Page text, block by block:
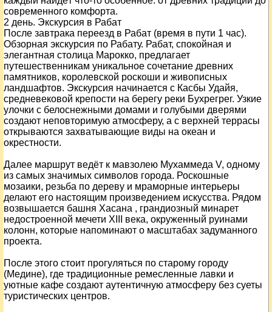
современного комфорта.
2 день. Экскурсия в Рабат
После завтрака переезд в Рабат (время в пути 1 час).
Обзорная экскурсия по Рабату. Рабат, спокойная и
элегантная столица Марокко, предлагает
путешественникам уникальное сочетание древних
памятников, королевской роскоши и живописных
ландшафтов. Экскурсия начинается с Касбы Удайя,
средневековой крепости на берегу реки Бухрегрег. Узкие
улочки с белоснежными домами и голубыми дверями
создают неповторимую атмосферу, а с верхней террасы
открываются захватывающие виды на океан и
окрестности.
Далее маршрут ведёт к мавзолею Мухаммеда V, одному
из самых значимых символов города. Роскошные
мозаики, резьба по дереву и мраморные интерьеры
делают его настоящим произведением искусства. Рядом
возвышается башня Хасана , грандиозный минарет
недостроенной мечети XIII века, окруженный руинами
колонн, которые напоминают о масштабах задуманного
проекта.
После этого стоит прогуляться по старому городу
(Медине), где традиционные ремесленные лавки и
уютные кафе создают аутентичную атмосферу без суеты
туристических центров.